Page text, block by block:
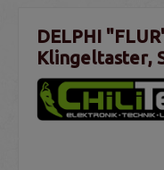
DELPHI
Klingeltaster,